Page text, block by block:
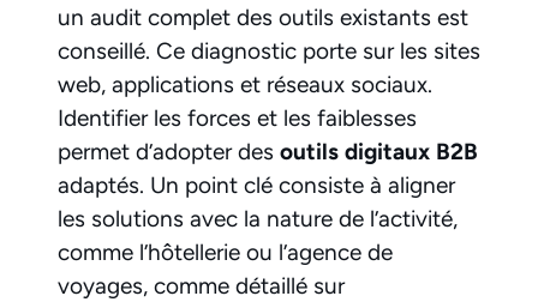
un audit complet des outils existants est
conseillé. Ce diagnostic porte sur les sites
web, applications et réseaux sociaux.
Identifier les forces et les faiblesses
permet d’adopter des outils digitaux B2B
adaptés. Un point clé consiste à aligner
les solutions avec la nature de l’activité,
comme l’hôtellerie ou l’agence de
voyages, comme détaillé sur